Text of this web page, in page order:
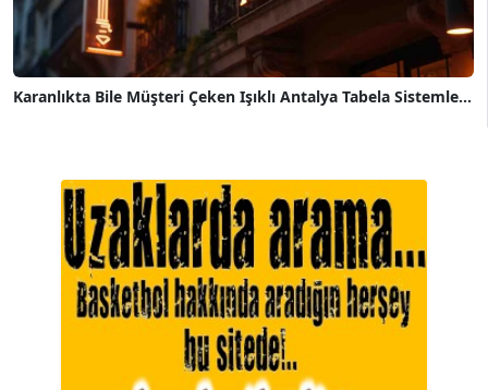
Karanlıkta Bile Müşteri Çeken Işıklı Antalya Tabela Sistemle...
A. BAHRİ VRESKALA